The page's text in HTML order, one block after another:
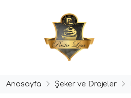
Anasayfa Şeker ve Drajeler